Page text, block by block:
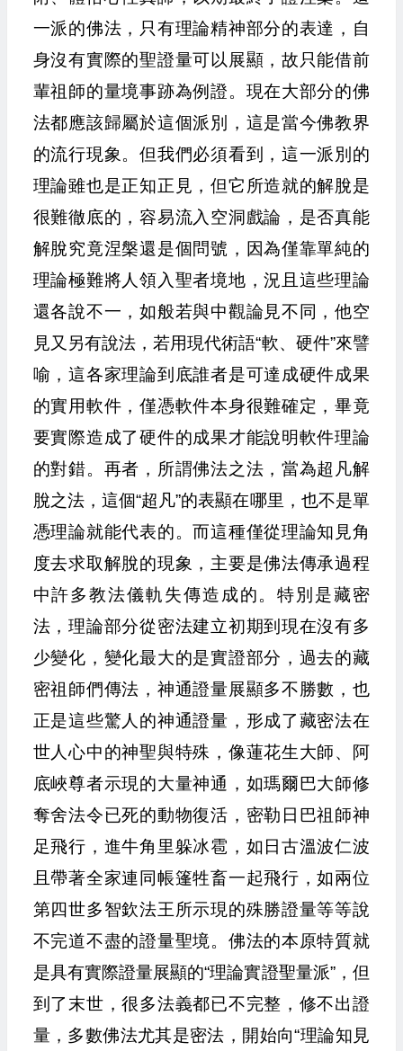
一派的佛法，只有理論精神部分的表達，自
身沒有實際的聖證量可以展顯，故只能借前
輩祖師的量境事跡為例證。現在大部分的佛
法都應該歸屬於這個派別，這是當今佛教界
的流行現象。但我們必須看到，這一派別的
理論雖也是正知正見，但它所造就的解脫是
很難徹底的，容易流入空洞戲論，是否真能
解脫究竟涅槃還是個問號，因為僅靠單純的
理論極難將人領入聖者境地，況且這些理論
還各說不一，如般若與中觀論見不同，他空
見又另有說法，若用現代術語“軟、硬件”來譬
喻，這各家理論到底誰者是可達成硬件成果
的實用軟件，僅憑軟件本身很難確定，畢竟
要實際造成了硬件的成果才能說明軟件理論
的對錯。再者，所謂佛法之法，當為超凡解
脫之法，這個“超凡”的表顯在哪里，也不是單
憑理論就能代表的。而這種僅從理論知見角
度去求取解脫的現象，主要是佛法傳承過程
中許多教法儀軌失傳造成的。特別是藏密
法，理論部分從密法建立初期到現在沒有多
少變化，變化最大的是實證部分，過去的藏
密祖師們傳法，神通證量展顯多不勝數，也
正是這些驚人的神通證量，形成了藏密法在
世人心中的神聖與特殊，像蓮花生大師、阿
底峽尊者示現的大量神通，如瑪爾巴大師修
奪舍法令已死的動物復活，密勒日巴祖師神
足飛行，進牛角里躲冰雹，如日古溫波仁波
且帶著全家連同帳篷牲畜一起飛行，如兩位
第四世多智欽法王所示現的殊勝證量等等說
不完道不盡的證量聖境。佛法的本原特質就
是具有實際證量展顯的“理論實證聖量派”，但
到了末世，很多法義都已不完整，修不出證
量，多數佛法尤其是密法，開始向“理論知見